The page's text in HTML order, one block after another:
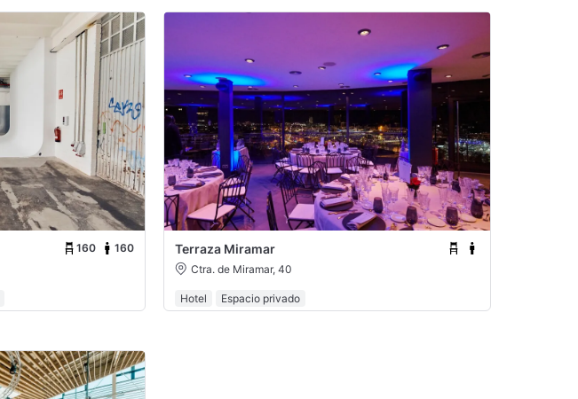
160
160
Terraza Miramar
Ctra. de Miramar, 40
Hotel Espacio privado